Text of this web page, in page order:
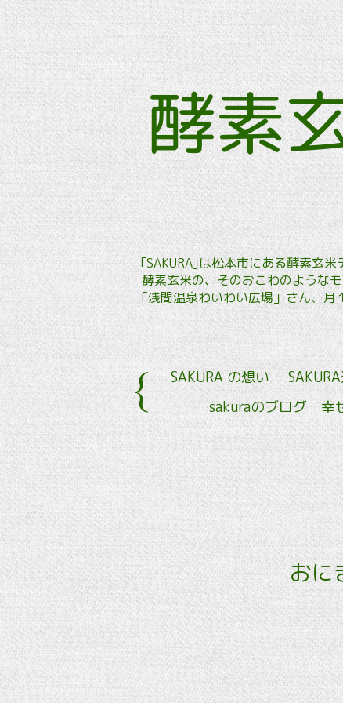
酵素
｢SAKURA｣は松本市にある酵素玄
酵素玄米の、そのおこわのような
「浅間温泉わいわい広場」さん、
SAKURA の想い
sakuraのブログ 幸
おに